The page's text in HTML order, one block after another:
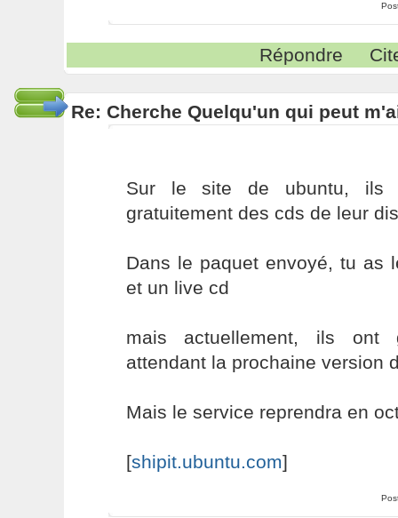
Répondre
Re: Cherche Quelqu'un qui peut
Sur le site de ubuntu, ils
gratuitement des cds de leur
Dans le paquet envoyé, tu as
et un live cd
mais actuellement, ils
attendant la prochaine version
Mais le service reprendra en
[shipit.ubuntu.com]